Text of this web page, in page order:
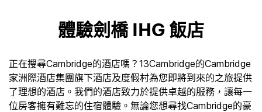
體驗劍橋 IHG 飯店
正在搜尋Cambridge的酒店嗎？13Cambridge的Cambridge
家洲際酒店集團旗下酒店及度假村為您即將到來的之旅提供
了理想的酒店。我們的酒店致力於提供卓越的服務，讓每一
位房客擁有難忘的住宿體驗。無論您想尋找Cambridge的豪